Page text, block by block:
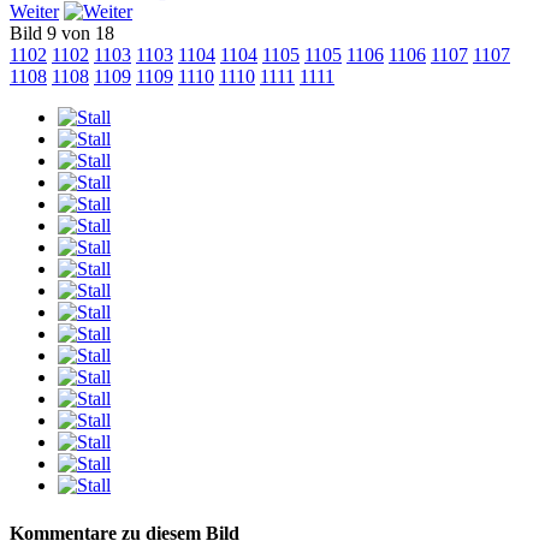
Weiter
Bild 9 von 18
1102 1102 1103 1103 1104 1104 1105 1105 1106 1106 1107 1107
1108 1108 1109 1109 1110 1110 1111 1111
Kommentare zu diesem Bild